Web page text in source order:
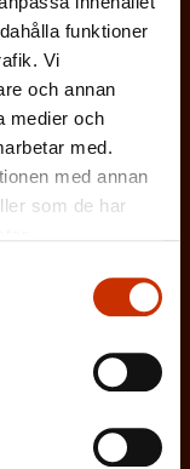
funktioner
Vi
och annan
medier och
med.
med annan
som de har
sparas och